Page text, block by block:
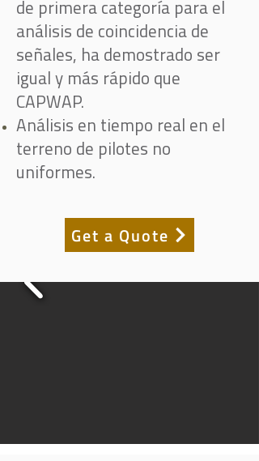
de primera categoría para el
análisis de coincidencia de
señales, ha demostrado ser
igual y más rápido que
CAPWAP.
Análisis en tiempo real en el
terreno de pilotes no
uniformes.
Get a Quote